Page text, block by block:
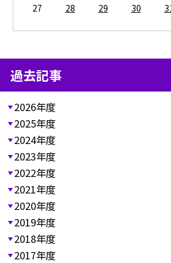
27
28 29 30
過去記事
2026年度
2025年度
2024年度
2023年度
2022年度
2021年度
2020年度
2019年度
2018年度
2017年度